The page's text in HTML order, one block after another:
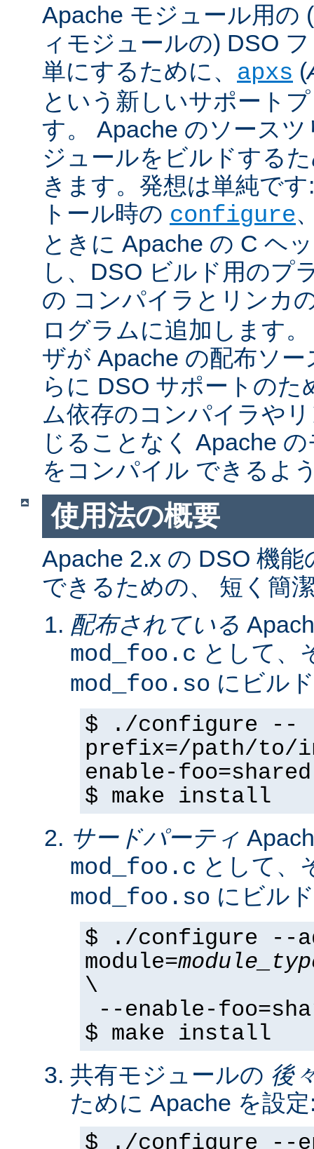
Apache モジュール用の
ィモジュールの) DSO
単にするために、 apxs (
という新しいサポート
す。 Apache のソースツ
ジュールをビルドする
きます。発想は単純で
トール時の configure
ときに Apache の C ヘ
し、DSO ビルド用のプ
の コンパイラとリンカ
ログラムに追加します
ザが Apache の配布ソ
らに DSO サポートの
ム依存のコンパイラや
じることなく Apache
をコンパイル できるよ
使用法の概要
Apache 2.x の DSO 機
できるための、 短く簡
配布されている
mod_foo.c として、
mod_foo.so にビル
$ ./configure --
prefix=/path/
enable-foo=shared
$ make install
サードパーティ
mod_foo.c として、
mod_foo.so にビル
$ ./configure --
module=
\
--enable-
$ make install
共有モジュールの 後
ために Apache を設
$ ./configure --